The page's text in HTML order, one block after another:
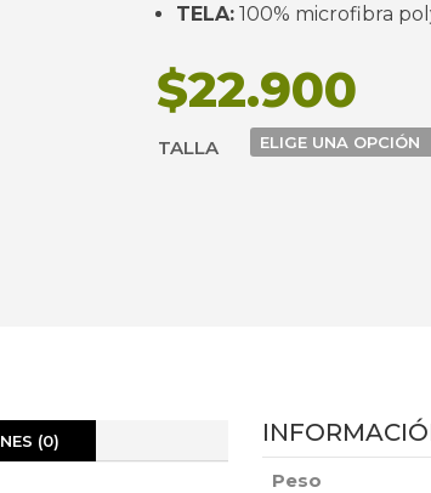
TELA:100% microfibra
$22.900
TALLA
(0)
Peso